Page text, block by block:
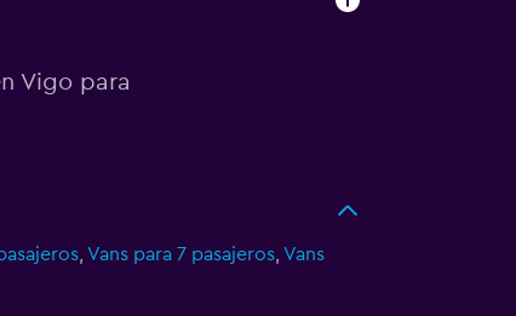
Vigo para
, Vans para 7 pasajeros, Vans